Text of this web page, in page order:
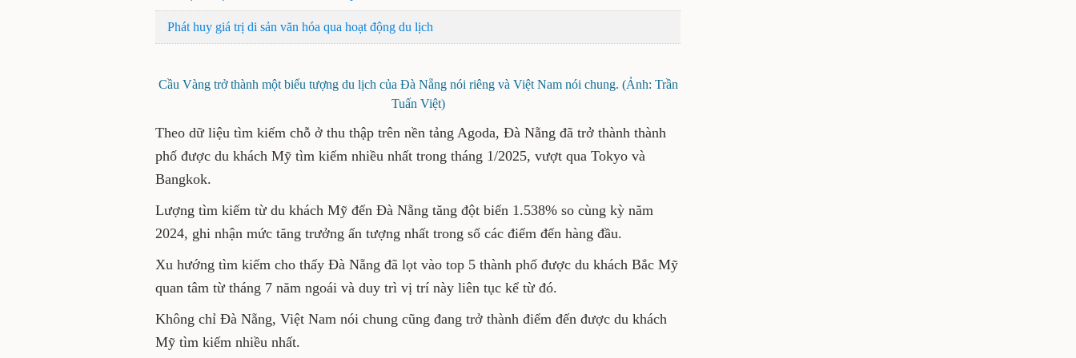
Phát huy giá trị di sản văn hóa qua hoạt động du lịch
Cầu Vàng trở thành một biểu tượng du lịch của Đà Nẵng nói riêng và Việt Nam nói
chung. (Ảnh: Trần Tuấn Việt)
Theo dữ liệu tìm kiếm chỗ ở thu thập trên nền tảng Agoda, Đà Nẵng đã
trở thành thành phố được du khách Mỹ tìm kiếm nhiều nhất trong tháng
1/2025, vượt qua Tokyo và Bangkok.
Lượng tìm kiếm từ du khách Mỹ đến Đà Nẵng tăng đột biến 1.538% so
cùng kỳ năm 2024, ghi nhận mức tăng trưởng ấn tượng nhất trong số các
điểm đến hàng đầu.
Xu hướng tìm kiếm cho thấy Đà Nẵng đã lọt vào top 5 thành phố được du
khách Bắc Mỹ quan tâm từ tháng 7 năm ngoái và duy trì vị trí này liên tục
kể từ đó.